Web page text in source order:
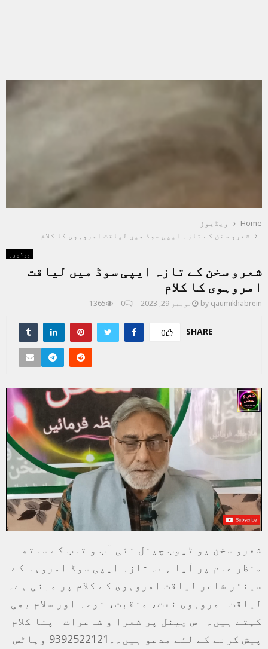
Home
ویڈیوز
شعرو سخن کے تازہ ایپی سوڈ میں لیاقت امروہوی کا کلام
ویڈیوز
شعرو سخن کے تازہ ایپی سوڈ میں لیاقت
امروہوی کا کلام
by qaumikhabrein نومبر 29, 2023 0
1365
SHARE
0
شعرو سخن یو ٹیوب چینل نئی آب و تاب کے ساتھ
منظر عام پر آیا ہے۔ تازہ ایپی سوڈ امروہا کے
سینئر شاعر لیاقت امروہوی کے کلام پر مبنی ہے۔
لیاقت امروہوی نعت، منقبت، نوحہ اور سلام بھی
کہتے ہیں۔ اس چینل پر شعرا و شاعرات اپنا کلام
پیش کرنے کے لئے مدعو ہیں۔۔9392522121 وہاٹس